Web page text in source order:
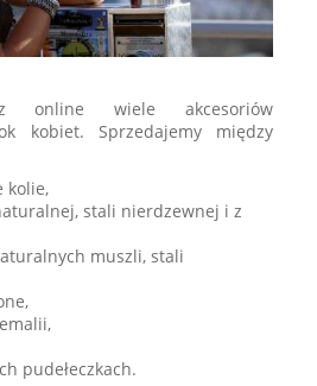
online wiele akcesoriów
kobiet. Sprzedajemy między
kolie,
stali nierdzewnej i z
muszli, stali
pudełeczkach.